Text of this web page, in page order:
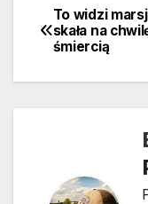
wpisu
To widzi
skała na
śmiercią